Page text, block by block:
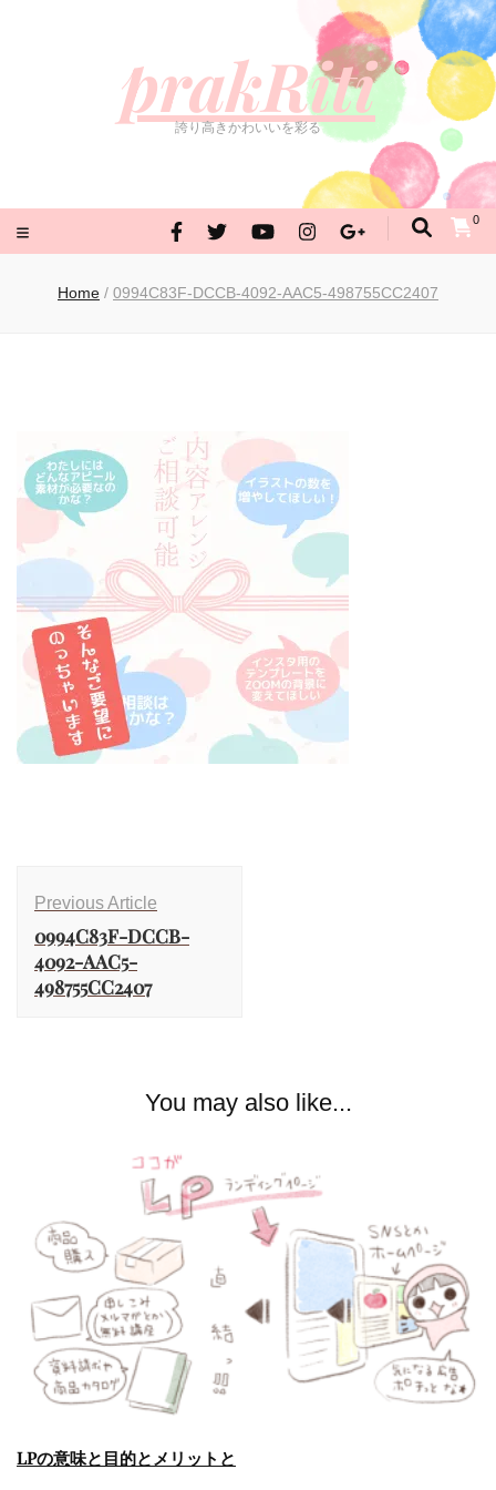
prakRiti
誇り高きかわいいを彩る
0
誇り高きかわいいを彩る
Home / 0994C83F-DCCB-4092-AAC5-498755CC2407
Previous Article
0994C83F-DCCB-
4092-AAC5-
498755CC2407
You may also like...
LPの意味と目的とメリットと